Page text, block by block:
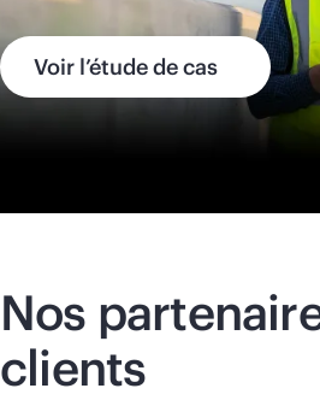
Voir l’étude de cas
Nos
clients